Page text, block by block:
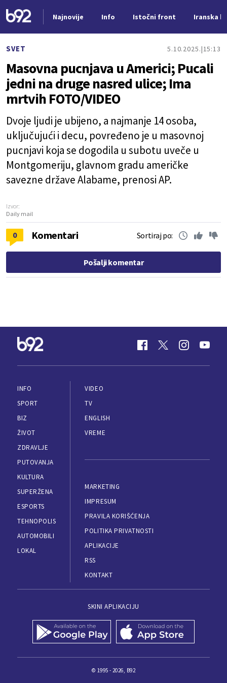
Najnovije Info Istočni front Iranska
SVET 5.10.2025. 15:13
Masovna pucnjava u Americi; Pucali
jedni na druge nasred ulice; Ima
mrtvih FOTO/VIDEO
Dvoje ljudi je ubijeno, a najmanje 14 osoba,
uključujući i decu, povređeno je u masovnoj
pucnjavi koja se dogodila u subotu uveče u
Montgomeriju, glavnom gradu američke
savezne države Alabame, prenosi AP.
Izvor:
Daily mail
0 Komentari Sortiraj po:
Pošalji komentar
INFO
SPORT
BIZ
ŽIVOT
ZDRAVLJE
PUTOVANJA
KULTURA
SUPERŽENA
ESPORTS
TEHNOPOLIS
AUTOMOBILI
LOKAL
VIDEO
TV
ENGLISH
VREME
MARKETING
IMPRESUM
PRAVILA KORIŠĆENJA
POLITIKA PRIVATNOSTI
APLIKACIJE
RSS
KONTAKT
SKINI APLIKACIJU
© 1995 - 2026, B92